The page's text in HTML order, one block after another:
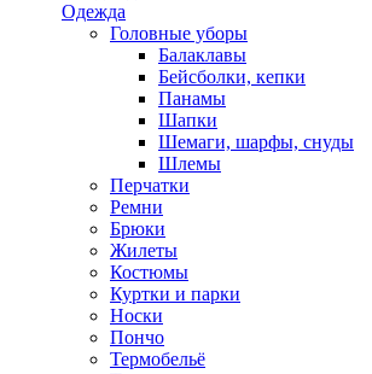
Одежда
Головные уборы
Балаклавы
Бейсболки, кепки
Панамы
Шапки
Шемаги, шарфы, снуды
Шлемы
Перчатки
Ремни
Брюки
Жилеты
Костюмы
Куртки и парки
Носки
Пончо
Термобельё